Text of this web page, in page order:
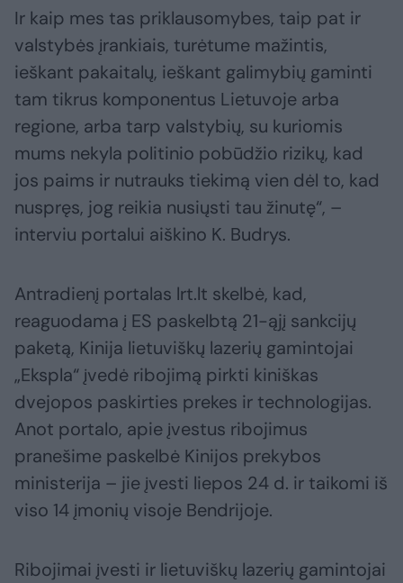
Ir kaip mes tas priklausomybes, taip pat ir
valstybės įrankiais, turėtume mažintis,
ieškant pakaitalų, ieškant galimybių gaminti
tam tikrus komponentus Lietuvoje arba
regione, arba tarp valstybių, su kuriomis
mums nekyla politinio pobūdžio rizikų, kad
jos paims ir nutrauks tiekimą vien dėl to, kad
nuspręs, jog reikia nusiųsti tau žinutę“, –
interviu portalui aiškino K. Budrys.
Antradienį portalas lrt.lt skelbė, kad,
reaguodama į ES paskelbtą 21-ąjį sankcijų
paketą, Kinija lietuviškų lazerių gamintojai
„Ekspla“ įvedė ribojimą pirkti kiniškas
dvejopos paskirties prekes ir technologijas.
Anot portalo, apie įvestus ribojimus
pranešime paskelbė Kinijos prekybos
ministerija – jie įvesti liepos 24 d. ir taikomi iš
viso 14 įmonių visoje Bendrijoje.
Ribojimai įvesti ir lietuviškų lazerių gamintojai